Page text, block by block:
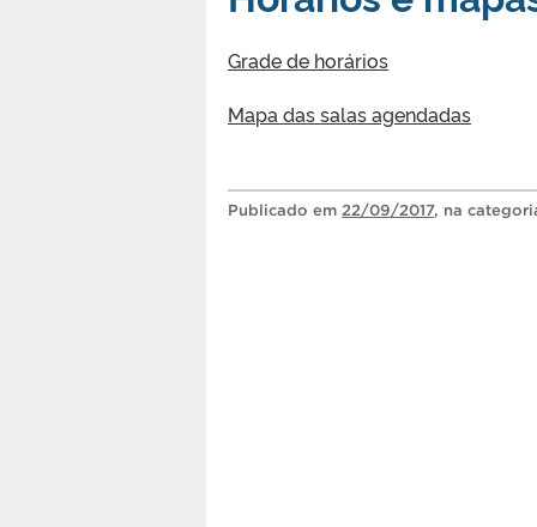
Grade de horários
Mapa das salas agendadas
Publicado em 22/09/2017, na